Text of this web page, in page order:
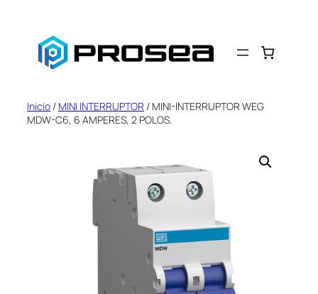
contenido
Inicio / MINI INTERRUPTOR / MINI-INTERRUPTOR WEG
MDW-C6, 6 AMPERES, 2 POLOS.